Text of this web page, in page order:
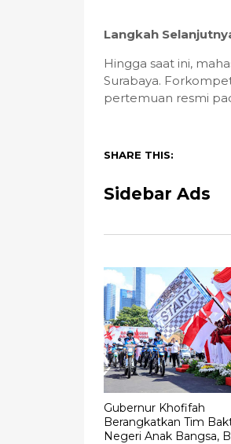
Langkah
Hingga saat ini,
Surabaya.
pertemuan resmi
SHARE THIS:
Sidebar Ads
Gubernur Khofifah
Berangkatkan Tim
Negeri Anak Bangsa,